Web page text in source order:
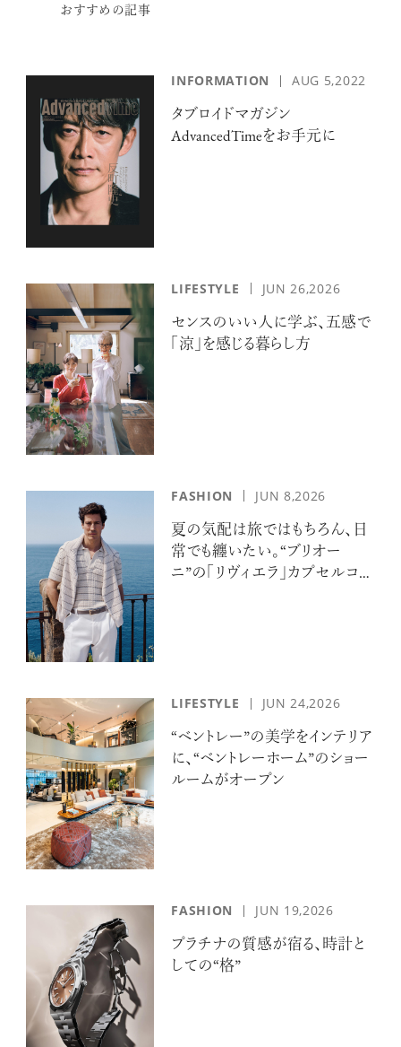
おすすめの記事
INFORMATION AUG 5,2022
タブロイドマガジン
AdvancedTimeをお手元に
LIFESTYLE JUN 26,2026
センスのいい人に学ぶ、五感で
「涼」を感じる暮らし方
FASHION JUN 8,2026
夏の気配は旅ではもちろん、日
常でも纏いたい。“ブリオー
ニ”の「リヴィエラ」カプセルコレ
LIFESTYLE JUN 24,2026
“ベントレー”の美学をインテリア
に、“ベントレーホーム”のショー
ルームがオープン
FASHION JUN 19,2026
プラチナの質感が宿る、時計と
しての“格”